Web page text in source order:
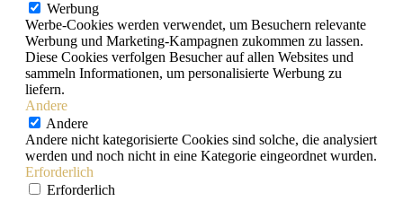
Werbung
Werbe-Cookies werden verwendet, um Besuchern relevante
Werbung und Marketing-Kampagnen zukommen zu lassen.
Diese Cookies verfolgen Besucher auf allen Websites und
sammeln Informationen, um personalisierte Werbung zu
liefern.
Andere
Andere
Andere nicht kategorisierte Cookies sind solche, die analysiert
werden und noch nicht in eine Kategorie eingeordnet wurden.
Erforderlich
Erforderlich